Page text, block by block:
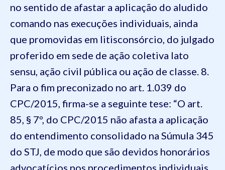
no sentido de afastar a aplicação do aludido
comando nas execuções individuais, ainda
que promovidas em litisconsórcio, do julgado
proferido em sede de ação coletiva lato
sensu, ação civil pública ou ação de classe. 8.
Para o fim preconizado no art. 1.039 do
CPC/2015, firma-se a seguinte tese: “O art.
85, § 7º, do CPC/2015 não afasta a aplicação
do entendimento consolidado na Súmula 345
do STJ, de modo que são devidos honorários
advocatícios nos procedimentos individuais